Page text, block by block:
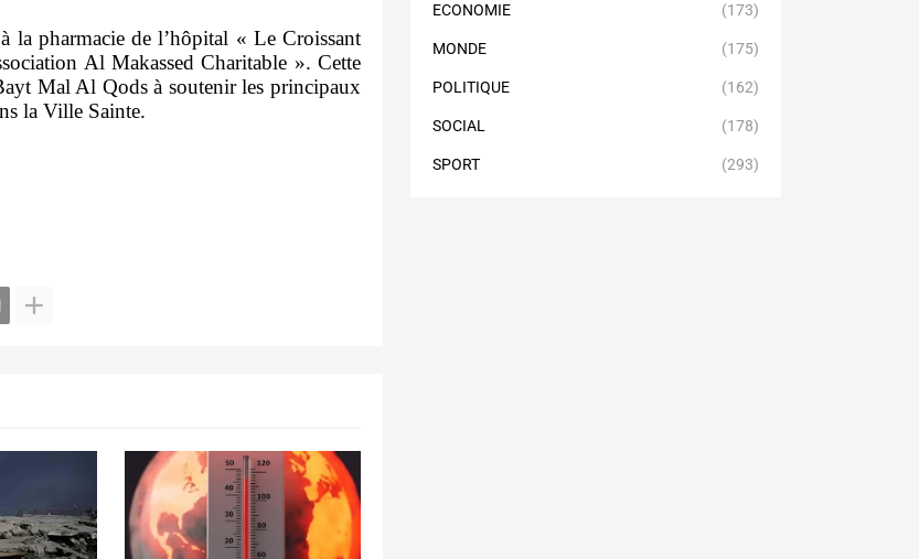
la pharmacie de l’hôpital « Le Croissant
Al Makassed Charitable ». Cette
Mal Al Qods à soutenir les principaux
la Ville Sainte.
ECONOMIE (173)
MONDE (175)
POLITIQUE (162)
SOCIAL (178)
SPORT (293)